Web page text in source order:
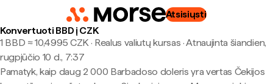
Atsisiųsti
Konvertuoti BBD į CZK
1 BBD ≈ 10,4995 CZK · Realus valiutų kursas ·Atnaujinta šiandien,
rugpjūčio 10 d., 7:37
Pamatyk, kaip daug 2 000 Barbadoso doleris yra vertas Čekijos